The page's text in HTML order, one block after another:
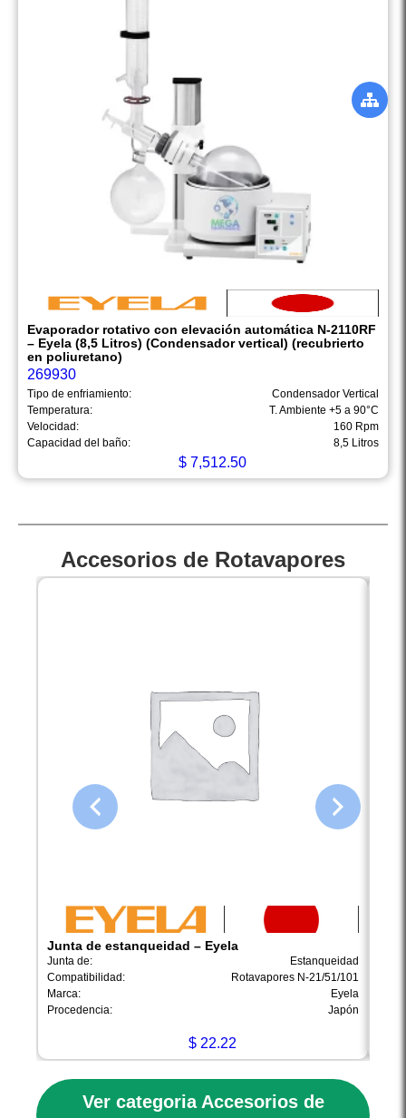
Evaporador rotativo con elevación automática N-2110RF
– Eyela (8,5 Litros) (Condensador vertical) (recubrierto
en poliuretano)
269930
Tipo de enfriamiento:
Condensador Vertical
Temperatura:
T. Ambiente +5 a 90°C
Velocidad:
160 Rpm
Capacidad del baño:
8,5 Litros
$7,512.50
Accesorios de Rotavapores
Junta de estanqueidad – Eyela
Junta de:
Estanqueidad
Compatibilidad:
Rotavapores N-21/51/101
Marca:
Eyela
Procedencia:
Japón
$22.22
Ver categoria Accesorios de